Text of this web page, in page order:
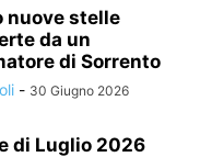
nuove stelle
da un
di Sorrento
- 30 Giugno 2026
di Luglio 2026